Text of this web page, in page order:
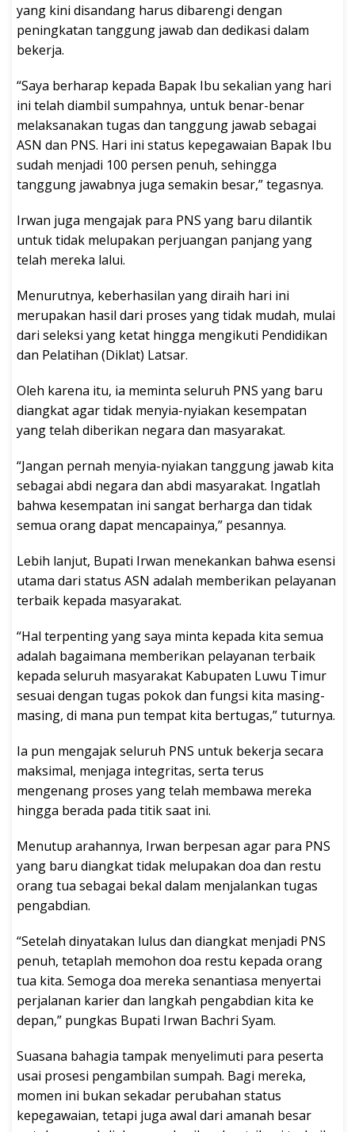
yang kini disandang harus dibarengi dengan
peningkatan tanggung jawab dan dedikasi dalam
bekerja.
“Saya berharap kepada Bapak Ibu sekalian yang hari
ini telah diambil sumpahnya, untuk benar-benar
melaksanakan tugas dan tanggung jawab sebagai
ASN dan PNS. Hari ini status kepegawaian Bapak Ibu
sudah menjadi 100 persen penuh, sehingga
tanggung jawabnya juga semakin besar,” tegasnya.
Irwan juga mengajak para PNS yang baru dilantik
untuk tidak melupakan perjuangan panjang yang
telah mereka lalui.
Menurutnya, keberhasilan yang diraih hari ini
merupakan hasil dari proses yang tidak mudah, mulai
dari seleksi yang ketat hingga mengikuti Pendidikan
dan Pelatihan (Diklat) Latsar.
Oleh karena itu, ia meminta seluruh PNS yang baru
diangkat agar tidak menyia-nyiakan kesempatan
yang telah diberikan negara dan masyarakat.
“Jangan pernah menyia-nyiakan tanggung jawab kita
sebagai abdi negara dan abdi masyarakat. Ingatlah
bahwa kesempatan ini sangat berharga dan tidak
semua orang dapat mencapainya,” pesannya.
Lebih lanjut, Bupati Irwan menekankan bahwa esensi
utama dari status ASN adalah memberikan pelayanan
terbaik kepada masyarakat.
“Hal terpenting yang saya minta kepada kita semua
adalah bagaimana memberikan pelayanan terbaik
kepada seluruh masyarakat Kabupaten Luwu Timur
sesuai dengan tugas pokok dan fungsi kita masing-
masing, di mana pun tempat kita bertugas,” tuturnya.
Ia pun mengajak seluruh PNS untuk bekerja secara
maksimal, menjaga integritas, serta terus
mengenang proses yang telah membawa mereka
hingga berada pada titik saat ini.
Menutup arahannya, Irwan berpesan agar para PNS
yang baru diangkat tidak melupakan doa dan restu
orang tua sebagai bekal dalam menjalankan tugas
pengabdian.
“Setelah dinyatakan lulus dan diangkat menjadi PNS
penuh, tetaplah memohon doa restu kepada orang
tua kita. Semoga doa mereka senantiasa menyertai
perjalanan karier dan langkah pengabdian kita ke
depan,” pungkas Bupati Irwan Bachri Syam.
Suasana bahagia tampak menyelimuti para peserta
usai prosesi pengambilan sumpah. Bagi mereka,
momen ini bukan sekadar perubahan status
kepegawaian, tetapi juga awal dari amanah besar